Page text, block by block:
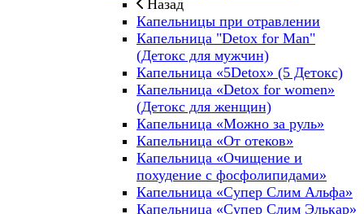
Назад
Капельницы при отравлении
Капельница "Detox for Man"
(Детокс для мужчин)
Капельница «5Detox» (5 Детокс)
Капельница «Detox for women»
(Детокс для женщин)
Капельница «Можно за руль»
Капельница «От отеков»
Капельница «Очищение и
похудение с фосфолипидами»
Капельница «Супер Слим Альфа»
Капельница «Супер Слим Элькар»